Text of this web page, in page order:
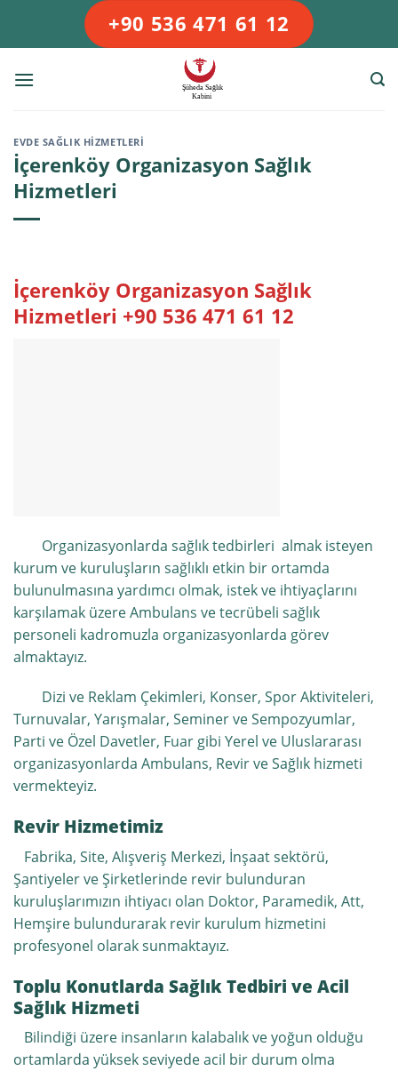
content
+90 536 471 61 12
EVDE SAĞLIK HIZMETLERI
İçerenköy Organizasyon Sağlık
Hizmetleri
İçerenköy Organizasyon Sağlık
Hizmetleri +90 536 471 61 12
Organizasyonlarda sağlık tedbirleri almak isteyen
kurum ve kuruluşların sağlıklı etkin bir ortamda
bulunulmasına yardımcı olmak, istek ve ihtiyaçlarını
karşılamak üzere Ambulans ve tecrübeli sağlık
personeli kadromuzla organizasyonlarda görev
almaktayız.
Dizi ve Reklam Çekimleri, Konser, Spor Aktiviteleri,
Turnuvalar, Yarışmalar, Seminer ve Sempozyumlar,
Parti ve Özel Davetler, Fuar gibi Yerel ve Uluslararası
organizasyonlarda Ambulans, Revir ve Sağlık hizmeti
vermekteyiz.
Revir Hizmetimiz
Fabrika, Site, Alışveriş Merkezi, İnşaat sektörü,
Şantiyeler ve Şirketlerinde revir bulunduran
kuruluşlarımızın ihtiyacı olan Doktor, Paramedik, Att,
Hemşire bulundurarak revir kurulum hizmetini
profesyonel olarak sunmaktayız.
Toplu Konutlarda Sağlık Tedbiri ve Acil
Sağlık Hizmeti
Bilindiği üzere insanların kalabalık ve yoğun olduğu
ortamlarda yüksek seviyede acil bir durum olma